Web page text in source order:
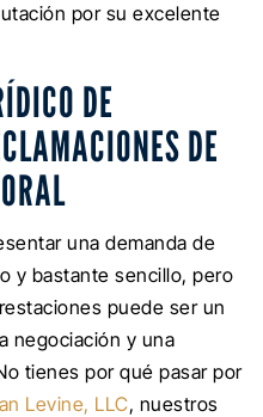
por su excelente
DE
DE
una demanda de
y bastante sencillo, pero
puede ser un
negociación y una
tienes por qué pasar por
Levine, LLC, nuestros